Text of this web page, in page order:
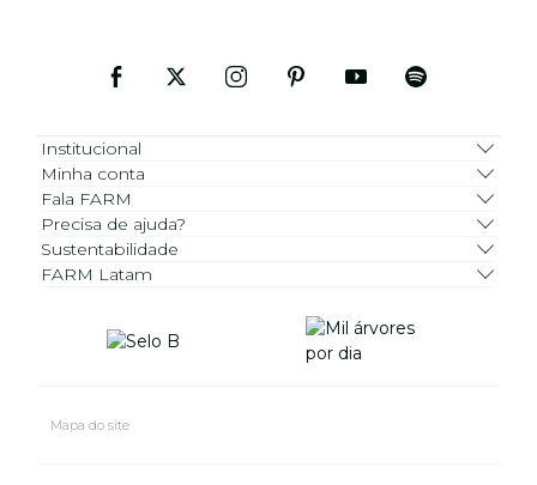
Institucional
Minha conta
Fala FARM
Precisa de ajuda?
Sustentabilidade
FARM Latam
Mapa do site